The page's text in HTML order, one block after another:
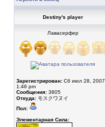
Destiny's player
Лавасерфер
Зарегистрирован: Сб июл 28, 2007
1:46 pm
Сообщения: 3805
Откуда: モスクワヌイ
Пол:
Элементарная Сила: